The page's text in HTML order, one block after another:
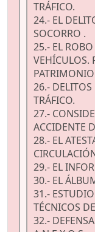
TRÁFICO.
24.- EL
SOCORRO .
25.- EL
VEHÍCULOS.
26.- DELITOS
TRÁFICO.
27.-
ACCIDENTE
28.- EL
29.- EL
30.- EL
31.-
TÉCNICOS
32.-